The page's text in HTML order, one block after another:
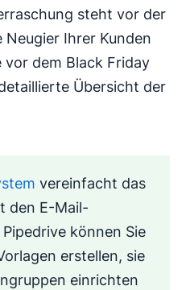
steht vor der
Neugier Ihrer Kunden
vor dem Black Friday
Übersicht der
vereinfacht das
den E-Mail-
können Sie
erstellen, sie
einrichten